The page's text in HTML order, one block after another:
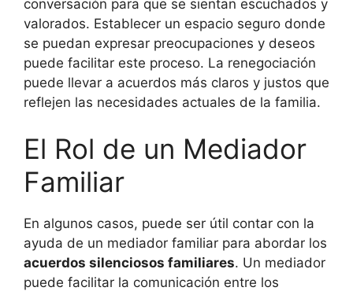
conversación para que se sientan escuchados y
valorados. Establecer un espacio seguro donde
se puedan expresar preocupaciones y deseos
puede facilitar este proceso. La renegociación
puede llevar a acuerdos más claros y justos que
reflejen las necesidades actuales de la familia.
El Rol de un Mediador
Familiar
En algunos casos, puede ser útil contar con la
ayuda de un mediador familiar para abordar los
acuerdos silenciosos familiares. Un mediador
puede facilitar la comunicación entre los